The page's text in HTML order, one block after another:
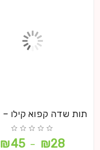
תות שדה קפוא קילו – 2 ק"ג
₪28
–
₪45